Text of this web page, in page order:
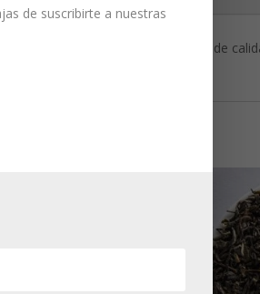
de té verde en diferentes grados de
de suscribirte a nuestras